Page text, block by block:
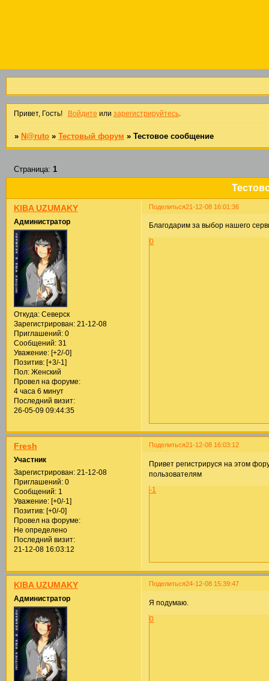
Привет, Гость! Войдите или зарегистрируйтесь.
» N@ruto » Тестовый форум » Тестовое сообщение
Страница: 1
Поделиться21-12-08 16:01:36
KIBA UZUMAKY
Администратор
Откуда:Северск
Зарегистрирован: 21-12-08
Приглашений:0
Сообщений:31
Уважение: [+2/-0]
Позитив: [+3/-1]
Пол:Женский
Провел на форуме:
4 часа 6 минут
Последний визит:
26-05-09 09:44:35
Благодарим за выбор нашего
0
Поделиться21-12-08 16:03:12
Fresh
Участник
Зарегистрирован: 21-12-08
Приглашений:0
Сообщений:1
Уважение: [+0/-1]
Позитив: [+0/-0]
Провел на форуме:
Не определено
Последний визит:
21-12-08 16:03:12
Привет регистрируся на этом
пользователям
-1
Поделиться24-12-08 15:39:47
KIBA UZUMAKY
Администратор
Я подумаю.
0